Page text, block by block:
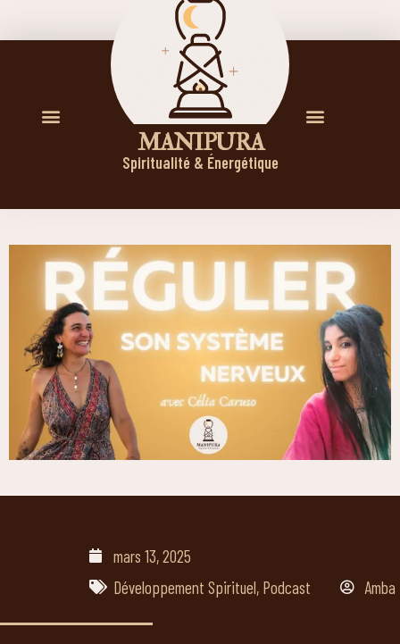
M A N I P U R A
Spiritualité & Énergétique
mars 13, 2025
Développement Spirituel, Podcast Amba